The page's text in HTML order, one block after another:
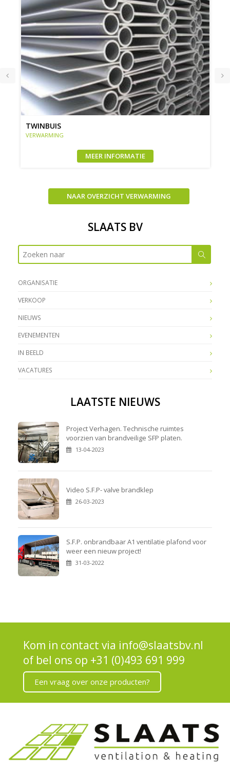
TWINBUIS
VERWARMING
MEER INFORMATIE
NAAR OVERZICHT VERWARMING
SLAATS BV
ORGANISATIE
VERKOOP
NIEUWS
EVENEMENTEN
IN BEELD
VACATURES
LAATSTE NIEUWS
Project Verhagen. Technische ruimtes
voorzien van brandveilige SFP platen.
13-04-2023
Video S.F.P- valve brandklep
26-03-2023
S.F.P. onbrandbaar A1 ventilatie plafond voor
weer een nieuw project!
31-03-2022
Kom in contact via info@slaatsbv.nl
of bel ons op +31 (0)493 691 999
Een vraag over onze producten?